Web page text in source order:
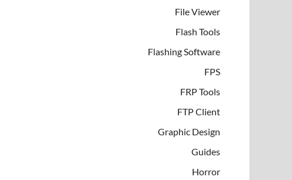
File Viewer
Flash Tools
Flashing Software
FPS
FRP Tools
FTP Client
Graphic Design
Guides
Horror